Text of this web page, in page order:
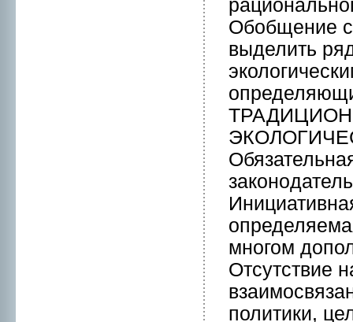
Обобщение
выделить
мнoгом
Отсутствие
политики,